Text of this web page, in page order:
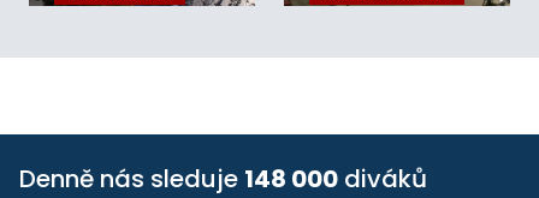
Denně nás sleduje 148 000 diváků